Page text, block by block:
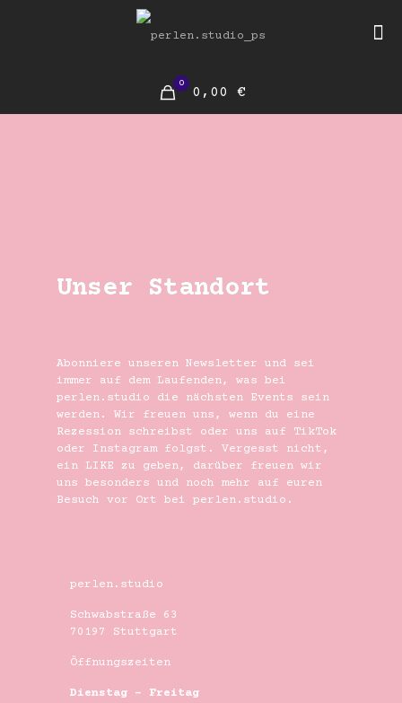
0
0,00 €
Unser Standort
Abonniere unseren Newsletter und sei
immer auf dem Laufenden, was bei
perlen.studio die nächsten Events sein
werden. Wir freuen uns, wenn du eine
Rezession schreibst oder uns auf TikTok
oder Instagram folgst. Vergesst nicht,
ein LIKE zu geben, darüber freuen wir
uns besonders und noch mehr auf euren
Besuch vor Ort bei perlen.studio .
perlen.studio
Schwabstraße 63
70197 Stuttgart
Öffnungszeiten
Dienstag – Freitag